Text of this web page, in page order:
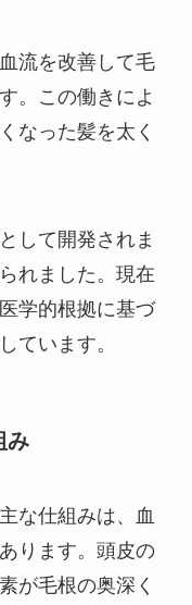
流を改善して毛
。この働きによ
なった髪を太く
して開発されま
れました。現在
学的根拠に基づ
ています。
み
な仕組みは、血
ります。頭皮の
が毛根の奥深く